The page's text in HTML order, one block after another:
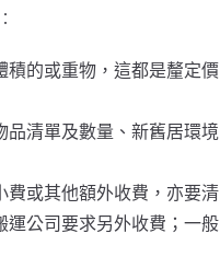
積的或重物，這都是釐定價
清單及數量、新舊居環境
費或其他額外收費，亦要清
運公司要求另外收費；一般